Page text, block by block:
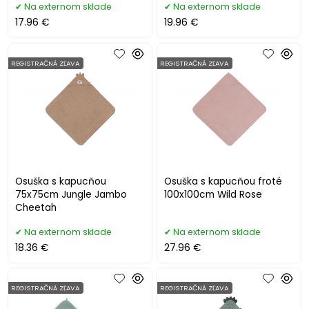
Na externom sklade
17.96 €
Na externom sklade
19.96 €
Osuška s kapucňou
75x75cm Jungle Jambo
Cheetah
REGISTRAČNÁ ZĽAVA
Na externom sklade
18.36 €
Osuška s kapucňou froté
100x100cm Wild Rose
REGISTRAČNÁ ZĽAVA
Na externom sklade
27.96 €
REGISTRAČNÁ ZĽAVA REGISTRAČNÁ ZĽAVA